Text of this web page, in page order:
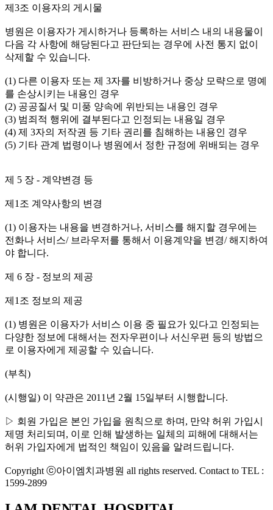
제3조 이용자의 게시물
병원은 이용자가 게시하거나 등록하는 서비스 내의 내용물이
다음 각 사항에 해당된다고 판단되는 경우에 사전 통지 없이
삭제할 수 있습니다.
(1) 다른 이용자 또는 제 3자를 비방하거나 중상 모략으로 명예
를 손상시키는 내용인 경우
(2) 공공질서 및 미풍 양속에 위반되는 내용인 경우
(3) 범죄적 행위에 결부된다고 인정되는 내용일 경우
(4) 제 3자의 저작권 등 기타 권리를 침해하는 내용인 경우
(5) 기타 관계 법령이나 병원에서 정한 규정에 위배되는 경우
제 5 장 - 계약변경 등
제1조 계약사항의 변경
(1) 이용자는 내용을 변경하거나, 서비스를 해지할 경우에는
전화나 서비스/ 브라우저를 통해서 이용계약을 변경/ 해지하여
야 합니다.
제 6 장 - 정보의 제공
제1조 정보의 제공
(1) 병원은 이용자가 서비스 이용 중 필요가 있다고 인정되는
다양한 정보에 대해서는 전자우편이나 서신우편 등의 방법으
로 이용자에게 제공할 수 있습니다.
(부칙)
(시행일) 이 약관은 2011년 2월 15일부터 시행합니다.
▷ 회원 가입은 본인 가입을 원칙으로 하며, 만약 허위 가입시
제명 처리되며, 이로 인해 발생하는 일체의 피해에 대해서는
허위 가입자에게 법적인 책임이 있음을 알려드립니다.
Copyright ⓒ아이엠치과병원 all rights reserved. Contact to TEL :
1599-2899